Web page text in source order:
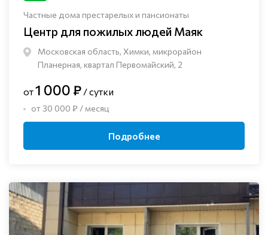
Частные дома престарелых и пансионаты
Центр для пожилых людей Маяк
Московская область, Химки, микрорайон
Планерная, квартал Первомайский, 2
от1 000 ₽ / сутки
от 30 000 ₽ / месяц
Подробнее